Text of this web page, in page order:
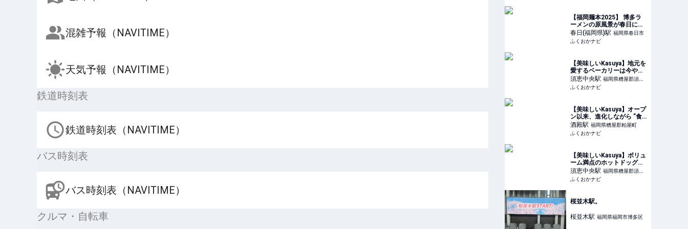
混雑予報（NAVITIME）
天気予報（NAVITIME）
鉄道時刻表
鉄道時刻表（NAVITIME）
バス時刻表
バス時刻表（NAVITIME）
クルマ・自転車
【福岡麺本2025】 博多ラ
ーメンの原風景が春日にあ
る/ ラーメン やまもと 春日
本店 | ふくおかナビ
春日(福岡県)駅 福岡県春日市
ふくおかナビ
【美味しいKasuya】地元を
愛するベーカリーは今や町
外からもファンが訪れる人
気店【小麦工房パナシェ】 |
ふくおかナビ
須恵中央駅 福岡県糟屋郡須恵
町
ふくおかナビ
【美味しいKasuya】オープ
ン以来、進化しながら ”食
べたいパン＂を次々リリー
ス【焼きたてパン工房 か
えでの木】 | ふくおかナビ
酒殿駅 福岡県糟屋郡粕屋町
ふくおかナビ
【美味しいKasuya】ボリュ
ーム満点のホットドッグと
気まぐれなランチがお待ち
かね【otonari coffee &
craft beer】 | ふくおかナビ
須恵中央駅 福岡県糟屋郡須恵
町
ふくおかナビ
桜並木駅。
桜並木駅 福岡県福岡市博多区